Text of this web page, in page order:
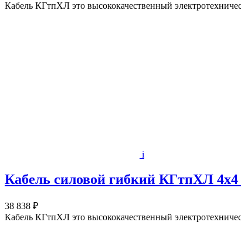
Кабель КГтпХЛ это высококачественный
i
Кабель силовой гибкий КГтпХЛ
38 838 ₽
Кабель КГтпХЛ это высококачественный